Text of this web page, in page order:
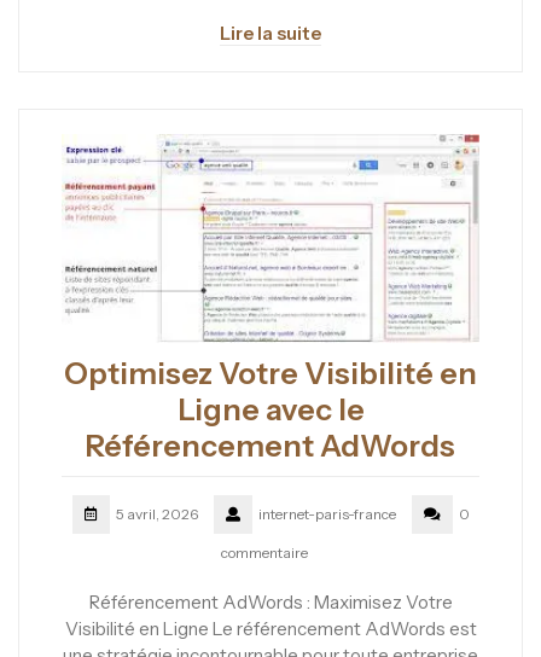
Lire la suite
Optimisez Votre Visibilité en
Ligne avec le
Référencement AdWords
5 avril, 2026 internet-paris-france 0
commentaire
Référencement AdWords : Maximisez Votre
Visibilité en Ligne Le référencement AdWords est